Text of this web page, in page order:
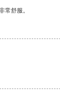
常舒服。